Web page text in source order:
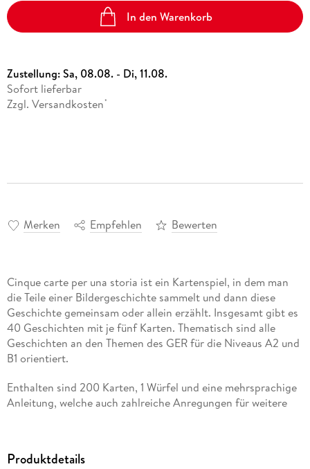
In den Warenkorb
Zustellung:Sa, 08.08. - Di, 11.08.
Sofort lieferbar
Zzgl. Versandkosten *
Merken Empfehlen Bewerten
Cinque carte per una storia ist ein Kartenspiel, in dem man
die Teile einer Bildergeschichte sammelt und dann diese
Geschichte gemeinsam oder allein erzählt. Insgesamt gibt es
40 Geschichten mit je fünf Karten. Thematisch sind alle
Geschichten an den Themen des GER für die Niveaus A2 und
B1 orientiert.
Enthalten sind 200 Karten, 1 Würfel und eine mehrsprachige
Anleitung, welche auch zahlreiche Anregungen für weitere
Produktdetails